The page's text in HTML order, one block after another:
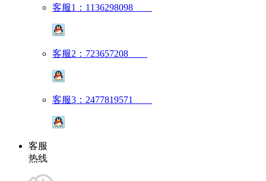
客服1：1136298098
客服2：723657208
客服3：2477819571
客服
热线